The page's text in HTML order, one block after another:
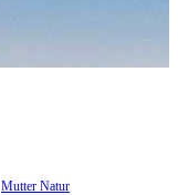
Mutter Natur